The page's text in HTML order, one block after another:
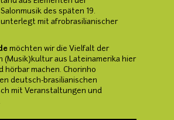
des späten 19.
unterlegt mit afrobrasilianischer
möchten wir die Vielfalt der
(Musik)kultur aus Lateinamerika hier
hörbar machen. Chorinho
deutsch-brasilianischen
mit Veranstaltungen und